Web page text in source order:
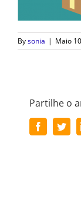
Bysonia | Maio
Partilhe o
Facebook